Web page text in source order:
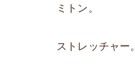
ミトン。
ストレッチャー。